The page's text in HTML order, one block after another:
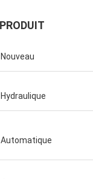
très
Nouveau
Hydraulique
Automatique